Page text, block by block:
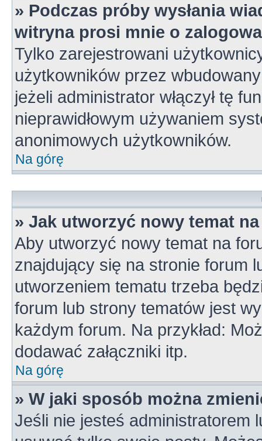
» Podczas próby wysłania
witryna prosi mnie o
Tylko zarejestrowani
użytkowników przez
jeżeli administrator włączył tę
nieprawidłowym używaniem
anonimowych użytkowników.
Na górę
» Jak utworzyć nowy temat
Aby utworzyć nowy temat na
znajdujący się na stronie forum
utworzeniem tematu trzeba
forum lub strony tematów jest
każdym forum. Na przykład:
dodawać załączniki itp.
Na górę
» W jaki sposób można
Jeśli nie jesteś administratorem